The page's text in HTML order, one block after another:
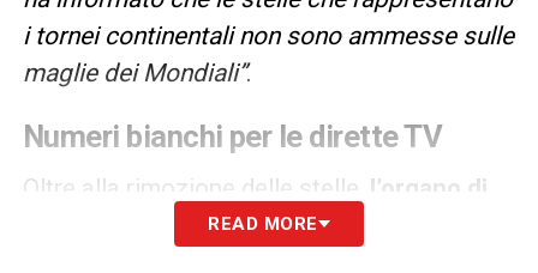
i tornei continentali non sono ammesse sulle
maglie dei Mondiali”.
Numeri bianchi per le dirette TV
Oltre alla rimozione delle stelle, l’organo di
governo mondiale ha imposto di
READ MORE